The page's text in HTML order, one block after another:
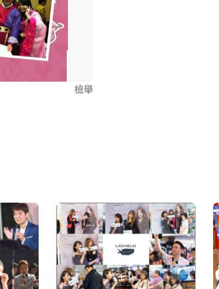
檢舉
務項目。 【專業婚禮主持及婚禮策畫
劃、婚禮音樂選輯編輯
年經驗，給您一個最難忘
學於韓國知名梨花女子
韓文. 擅於用淺顯易懂的
基礎的學生變成可以自
影拍攝演員名單提供】 • 企業行銷影片、微電影等拍攝演員需